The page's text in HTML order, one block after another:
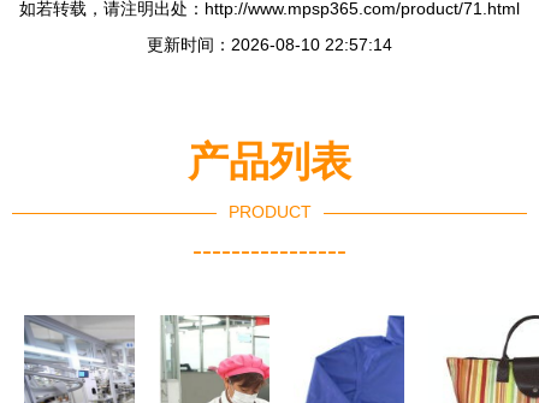
如若转载，请注明出处：http://www.mpsp365.com/product/71.html
更新时间：2026-08-10 22:57:14
产品列表
PRODUCT
----------------